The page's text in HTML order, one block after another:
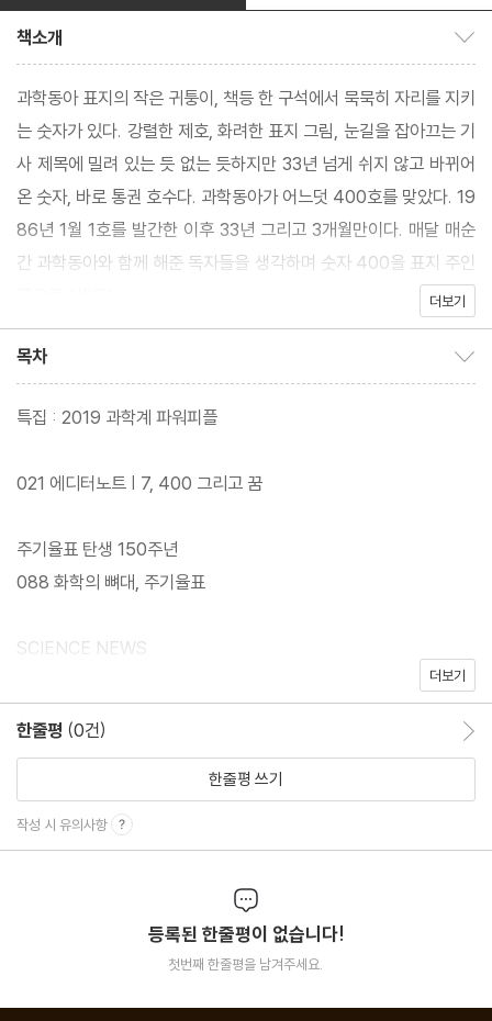
책소개
과학동아 표지의 작은 귀퉁이, 책등 한 구석에서 묵묵히 자리를 지키
는 숫자가 있다. 강렬한 제호, 화려한 표지 그림, 눈길을 잡아끄는 기
사 제목에 밀려 있는 듯 없는 듯하지만 33년 넘게 쉬지 않고 바뀌어
온 숫자, 바로 통권 호수다. 과학동아가 어느덧 400호를 맞았다. 19
86년 1월 1호를 발간한 이후 33년 그리고 3개월만이다. 매달 매순
간 과학동아와 함께 해준 독자들을 생각하며 숫자 400을 표지 주인
더보기
목차
특집 : 2019 과학계 파워피플
021 에디터노트 | 7, 400 그리고 꿈
주기율표 탄생 150주년
088 화학의 뼈대, 주기율표
SCIENCE NEWS
PHOTO
028 화보 | 회색 도시를 빛으로 물들이다 ‘미니멀 아트’의 대가 다니
036 인공강우로 미세먼지 해소될까? 인공강우에 대한 궁금증4
040 나의 피, 땀, 호흡 거짓말 탐지 수사 직접 받아보니
044 유도만능줄기세포로 척수 손상 환자 치료 日, 사지마비 환자
일으켜 세우나
더보기
한줄평 (0건)
한줄평 쓰기
작성 시 유의사항
등록된 한줄평이 없습니다!
첫번째 한줄평을 남겨주세요.